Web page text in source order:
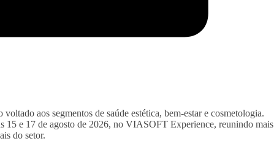
aos segmentos de saúde estética, bem-estar e cosmetologia.
15 e 17 de agosto de 2026, no VIASOFT Experience, reunindo mais
do setor.